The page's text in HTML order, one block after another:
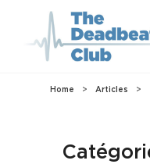
Home > Articles >